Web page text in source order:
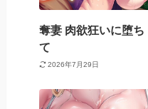
奪妻 肉欲狂いに堕ち
て
2026年7月29日